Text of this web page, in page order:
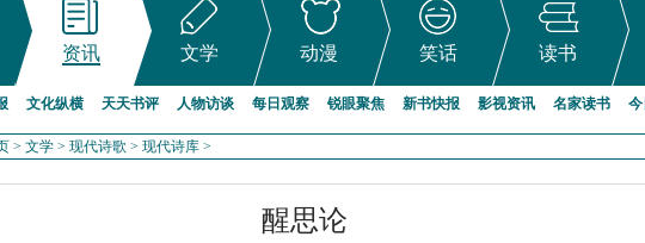
资讯 文学 动漫 笑话 读书
文化纵横 天天书评 人物访谈 每日观察 锐眼聚焦 新书快报 影视资讯 名家读书
> 文学 > 现代诗歌 > 现代诗库 >
醒思论